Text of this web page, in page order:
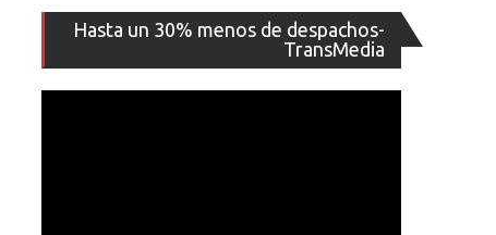
Hasta un 30% menos de despachos-
TransMedia
de
vídeo